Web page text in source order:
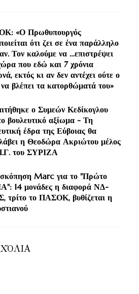
«Ο Πρωθυπουργός
ότι ζει σε ένα παράλληλο
Τον καλούμε να …επιστρέψει
που εδώ και 7 χρόνια
εκτός κι αν δεν αντέχει ούτε ο
να βλέπει τα κατορθώματά του»
ο Συμεών Κεδίκογλου
βουλευτικό αξίωμα - Τη
έδρα της Εύβοιας θα
η Θεοδώρα Ακριώτου μέλος
του ΣΥΡΙΖΑ
Marc για το "Πρώτο
14 μονάδες η διαφορά ΝΔ-
τρίτο το ΠΑΣΟΚ, βυθίζεται η